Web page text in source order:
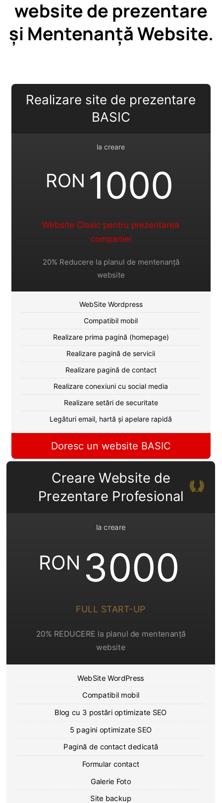
website de prezentare
și Mentenanță Website.
Realizare site de prezentare
BASIC
la creare
RON 1000
Website Clasic pentru prezentarea
companiei
20% Reducere la planul de mentenanță
website
WebSite Wordpress
Compatibil mobil
Realizare prima pagină (homepage)
Realizare pagină de servicii
Realizare pagină de contact
Realizare conexiuni cu social media
Realizare setări de securitate
Legături email, hartă și apelare rapidă
Doresc un website BASIC
Creare Website de
Prezentare Profesional
la creare
RON 3000
FULL START-UP
20% REDUCERE la planul de mentenanță
website
WebSite WordPress
Compatibil mobil
Blog cu 3 postări optimizate SEO
5 pagini optimizate SEO
Pagină de contact dedicată
Formular contact
Galerie Foto
Site backup